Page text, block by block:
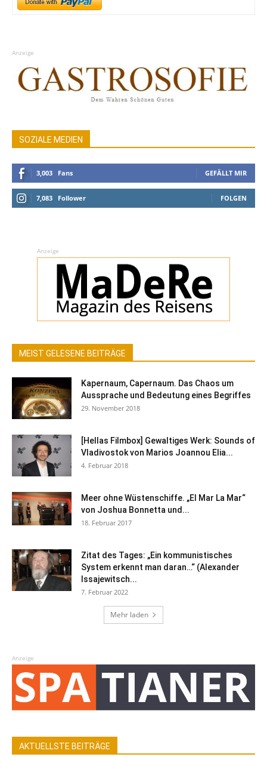
Anzeige
SOZIALE MEDIEN
3,003 Fans GEFÄLLT MIR
7,083 Follower FOLGEN
Anzeige
MEIST GELESENE BEITRÄGE
Kapernaum, Capernaum. Das Chaos um
Aussprache und Bedeutung eines Begriffes
29. November 2018
[Hellas Filmbox] Gewaltiges Werk: Sounds of
Vladivostok von Marios Joannou Elia...
4. Februar 2018
Meer ohne Wüstenschiffe. „El Mar La Mar“
von Joshua Bonnetta und...
18. Februar 2017
Zitat des Tages: „Ein kommunistisches
System erkennt man daran…“ (Alexander
Issajewitsch...
7. Februar 2022
Mehr laden
Anzeige
AKTUELLSTE BEITRÄGE